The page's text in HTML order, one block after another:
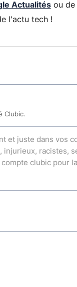
Actualitésou de
l'actu tech !
Clubic.